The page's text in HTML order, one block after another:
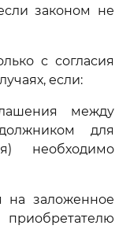
законом не
с согласия
если:
между
для
необходимо
на заложенное